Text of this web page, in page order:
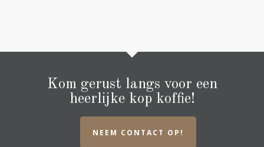
Kom gerust langs voor een
heerlijke kop koffie!
NEEM CONTACT OP!